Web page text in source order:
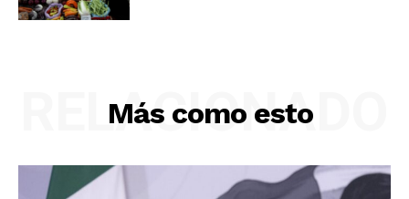
Más como esto
RELACIONADO